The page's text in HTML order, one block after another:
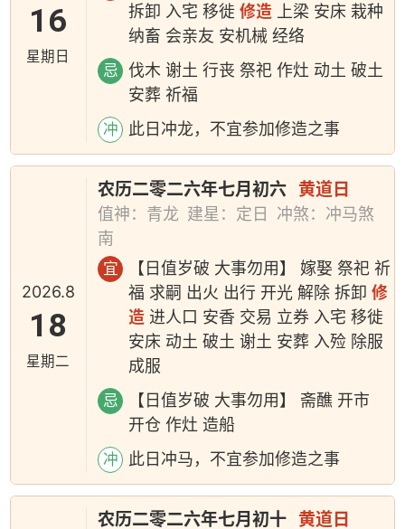
16
星期日
拆卸 入宅 移徙修造 上梁 安床 栽种
纳畜 会亲友 安机械 经络
忌
伐木 谢土 行丧 祭祀 作灶 动土 破土
安葬 祈福
冲 此日冲龙，不宜参加修造之事
2026.8
18
星期二
农历二零二六年七月初六 黄道日
值神：青龙 建星：定日
冲煞：冲马煞
南
宜
【日值岁破 大事勿用】 嫁娶 祭祀 祈
福 求嗣 出火 出行 开光 解除 拆卸修
造 进人口 安香 交易 立券 入宅 移徙
安床 动土 破土 谢土 安葬 入殓 除服
成服
忌
【日值岁破 大事勿用】 斋醮 开市
开仓 作灶 造船
冲 此日冲马，不宜参加修造之事
农历二零二六年七月初十 黄道日